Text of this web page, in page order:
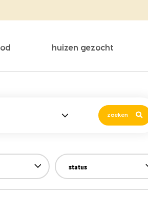
huizen gezocht
zoeken
status